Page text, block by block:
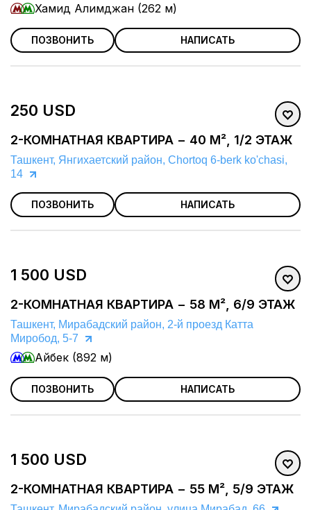
Хамид Алимджан (262 м)
ПОЗВОНИТЬ НАПИСАТЬ
250 USD
2-КОМНАТНАЯ КВАРТИРА − 40 М², 1/2 ЭТАЖ
Ташкент, Янгихаетский район, Chortoq 6-berk ko'chasi,
14
ПОЗВОНИТЬ НАПИСАТЬ
1 500 USD
2-КОМНАТНАЯ КВАРТИРА − 58 М², 6/9 ЭТАЖ
Ташкент, Мирабадский район, 2-й проезд Катта
Миробод, 5-7
Айбек (892 м)
ПОЗВОНИТЬ НАПИСАТЬ
1 500 USD
2-КОМНАТНАЯ КВАРТИРА − 55 М², 5/9 ЭТАЖ